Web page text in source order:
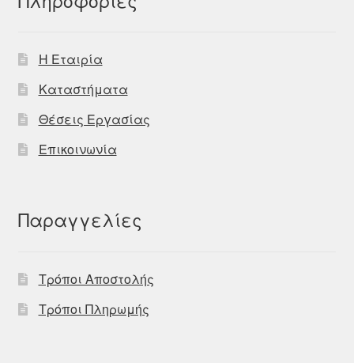
Η Εταιρία
Καταστήματα
Θέσεις Εργασίας
Επικοινωνία
Παραγγελίες
Τρόποι Αποστολής
Τρόποι Πληρωμής